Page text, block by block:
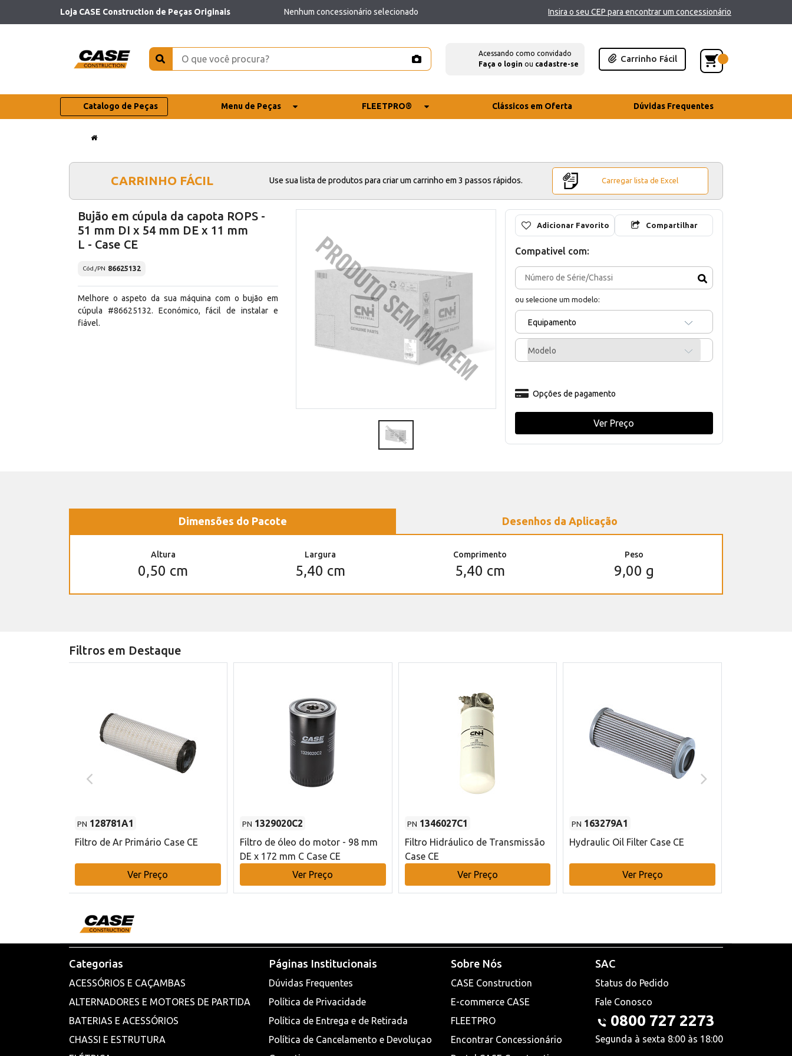
Loja CASE Construction de Peças Originais Nenhum concessionário selecionado Insira o seu CEP para encontrar um concessionário
Acessando como convidado
Faça o login ou cadastre-se
Carrinho Fácil
Catalogo de Peças Menu de Peças FLEETPRO® Clássicos em Oferta Dúvidas Frequentes
CARRINHO FÁCIL Use sua lista de produtos para criar um carrinho em 3 passos rápidos. Carregar lista de Excel
Bujão em cúpula da capota ROPS -
51 mm DI x 54 mm DE x 11 mm
L - Case CE
Cód./PN 86625132
Melhore o aspeto da sua máquina com o bujão em
cúpula #86625132. Económico, fácil de instalar e
fiável.
Adicionar Favorito Compartilhar
Compativel com:
ou selecione um modelo:
Equipamento
Modelo
Opções de pagamento
Ver Preço
Dimensões do Pacote Desenhos da Aplicação
Altura
0,50 cm
Largura
5,40 cm
Comprimento
5,40 cm
Peso
9,00 g
Filtros em Destaque
PN 128781A1
Filtro de Ar Primário Case CE
Ver Preço
PN 1329020C2
Filtro de óleo do motor - 98 mm
DE x 172 mm C Case CE
Ver Preço
PN 1346027C1
Filtro Hidráulico de Transmissão
Case CE
Ver Preço
PN 163279A1
Hydraulic Oil Filter Case CE
Ver Preço
Categorias
ACESSÓRIOS E CAÇAMBAS
ALTERNADORES E MOTORES DE PARTIDA
BATERIAS E ACESSÓRIOS
CHASSI E ESTRUTURA
Páginas Institucionais
Dúvidas Frequentes
Política de Privacidade
Política de Entrega e de Retirada
Política de Cancelamento e Devoluçao
Sobre Nós
CASE Construction
E-commerce CASE
FLEETPRO
Encontrar Concessionário
SAC
Status do Pedido
Fale Conosco
0800 727 2273
Segunda à sexta 8:00 às 18:00